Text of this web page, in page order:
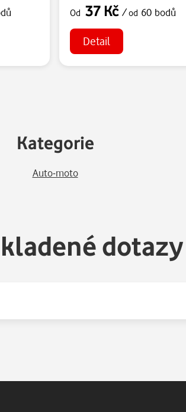
Od 37 Kč/od 60 bodů
Detail
Kategorie
Auto-moto
dotazy